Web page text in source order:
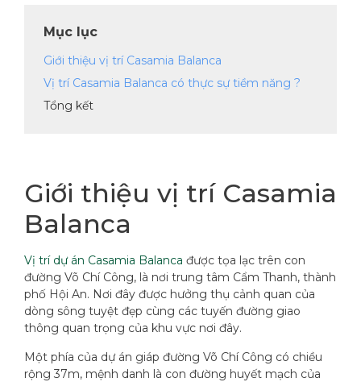
Mục lục
Giới thiệu vị trí Casamia Balanca
Vị trí Casamia Balanca có thực sự tiềm năng ?
Tổng kết
Giới thiệu vị trí Casamia
Balanca
Vị trí dự án Casamia Balanca được tọa lạc trên con
đường Võ Chí Công, là nơi trung tâm Cẩm Thanh, thành
phố Hội An. Nơi đây được hưởng thụ cảnh quan của
dòng sông tuyệt đẹp cùng các tuyến đường giao
thông quan trọng của khu vực nơi đây.
Một phía của dự án giáp đường Võ Chí Công có chiều
rộng 37m, mệnh danh là con đường huyết mạch của